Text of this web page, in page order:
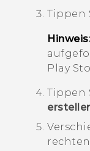
Tippen
Hinweis:
Play
Tippen